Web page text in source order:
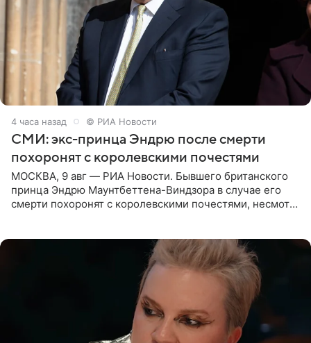
4 часа назад © РИА Новости
СМИ: экс-принца Эндрю после смерти
похоронят с королевскими почестями
МОСКВА, 9 авг — РИА Новости. Бывшего британского
принца Эндрю Маунтбеттена-Виндзора в случае его
смерти похоронят с королевскими почестями, несмотря